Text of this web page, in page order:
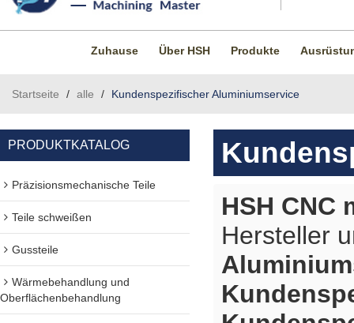
Zuhause Über HSH Produkte
Startseite / alle / Kundenspezifischer Aluminiumservice
PRODUKTKATALOG
Präzisionsmechanische Teile
Teile schweißen
Gussteile
Wärmebehandlung und
Oberflächenbehandlung
HSH CNC
Hersteller